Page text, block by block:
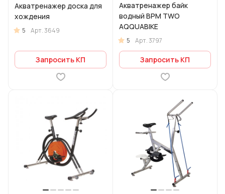
Акватренажер доска для
хождения
5 Арт.3649
Запросить КП
Акватренажер байк
водный BPM TWO
AQQUABIKE
5 Арт.3797
Запросить КП